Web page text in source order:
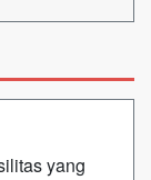
yang